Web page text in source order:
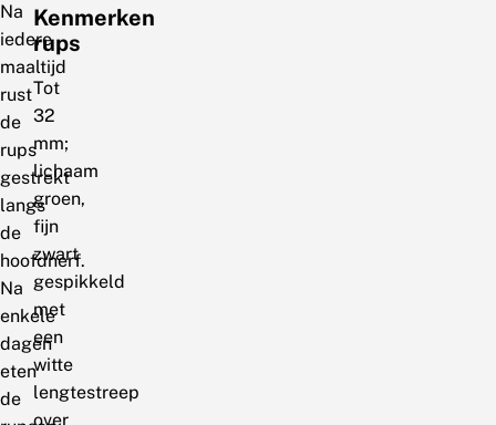
Na
iedere
maaltijd
rust
de
rups
gestrekt
langs
de
hoofdnerf.
Na
enkele
dagen
eten
de
Kenmerken
rups
Tot
32
mm;
lichaam
groen,
fijn
zwart
gespikkeld
met
een
witte
lengtestreep
over